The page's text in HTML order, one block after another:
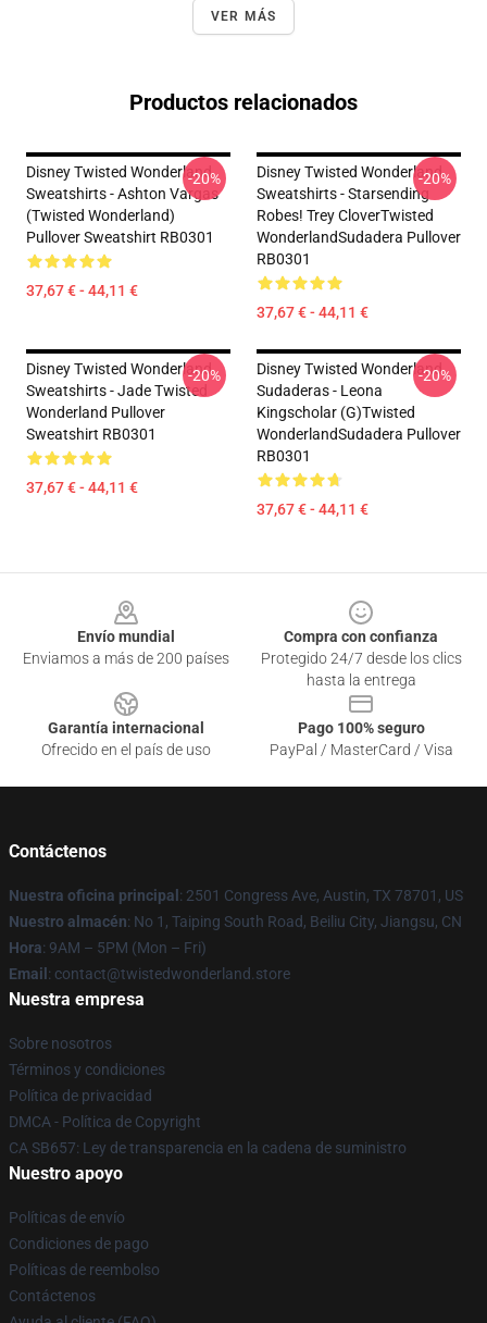
VER MÁS
Productos relacionados
Disney Twisted Wonderland
Sweatshirts - Ashton Vargas
(Twisted Wonderland)
Pullover Sweatshirt RB0301
37,67 € - 44,11 €
-20%
Disney Twisted Wonderland
Sweatshirts - Starsending
Robes! Trey CloverTwisted
WonderlandSudadera Pullover
RB0301
37,67 € - 44,11 €
-20%
Disney Twisted Wonderland
Sweatshirts - Jade Twisted
Wonderland Pullover
Sweatshirt RB0301
37,67 € - 44,11 €
-20%
Disney Twisted Wonderland
Sudaderas - Leona
Kingscholar (G)Twisted
WonderlandSudadera Pullover
RB0301
37,67 € - 44,11 €
-20%
Envío mundial
Enviamos a más de 200 países
Compra con confianza
Protegido 24/7 desde los clics
hasta la entrega
Garantía internacional
Ofrecido en el país de uso
Pago 100% seguro
PayPal / MasterCard / Visa
Contáctenos
Nuestra oficina principal : 2501 Congress Ave, Austin, TX 78701, US
Nuestro almacén: No 1, Taiping South Road, Beiliu City, Jiangsu, CN
Hora: 9AM – 5PM (Mon – Fri)
Email : contact@twistedwonderland.store
Nuestra empresa
Sobre nosotros
Términos y condiciones
Política de privacidad
DMCA - Política de Copyright
CA SB657: Ley de transparencia en la cadena de suministro
Nuestro apoyo
Políticas de envío
Condiciones de pago
Políticas de reembolso
Contáctenos